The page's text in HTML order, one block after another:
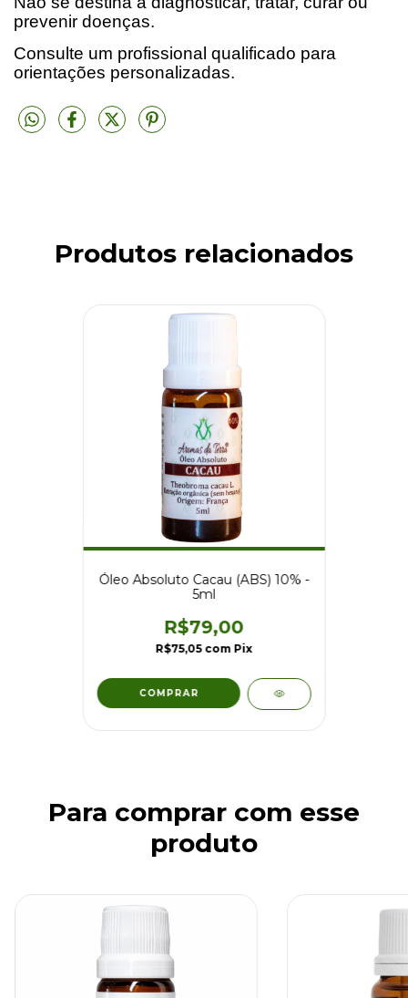
prevenir doenças.
Consulte um profissional qualificado para
orientações personalizadas.
Produtos relacionados
Óleo Absoluto Cacau (ABS) 10% -
5ml
R$79,00
R$75,05 com Pix
Para comprar com esse
produto